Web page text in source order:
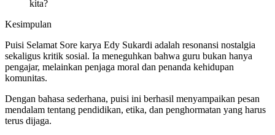
kita?
Kesimpulan
Puisi Selamat Sore karya Edy Sukardi adalah resonansi nostalgia
sekaligus kritik sosial. Ia meneguhkan bahwa guru bukan hanya
pengajar, melainkan penjaga moral dan penanda kehidupan
komunitas.
Dengan bahasa sederhana, puisi ini berhasil menyampaikan pesan
mendalam tentang pendidikan, etika, dan penghormatan yang harus
terus dijaga.